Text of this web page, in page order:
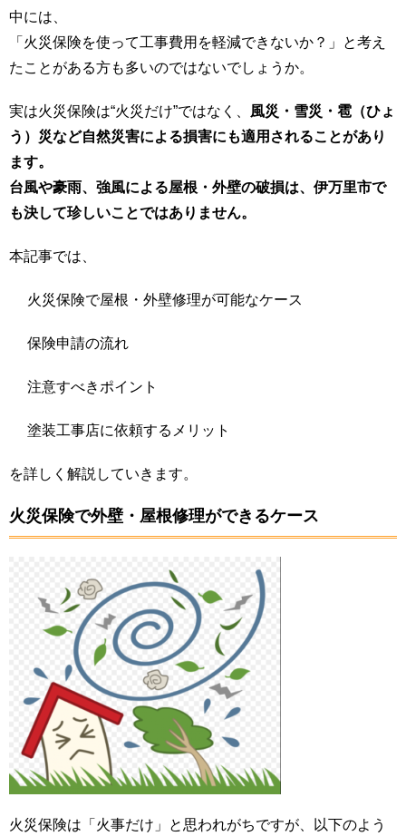
中には、
「火災保険を使って工事費用を軽減できないか？」と考え
たことがある方も多いのではないでしょうか。
実は火災保険は“火災だけ”ではなく、 風災・雪災・雹（ひょ
う）災など自然災害による損害にも適用されることがあり
ます。
台風や豪雨、強風による屋根・外壁の破損は、伊万里市で
も決して珍しいことではありません。
本記事では、
火災保険で屋根・外壁修理が可能なケース
保険申請の流れ
注意すべきポイント
塗装工事店に依頼するメリット
を詳しく解説していきます。
火災保険で外壁・屋根修理ができるケース
火災保険は「火事だけ」と思われがちですが、以下のよう